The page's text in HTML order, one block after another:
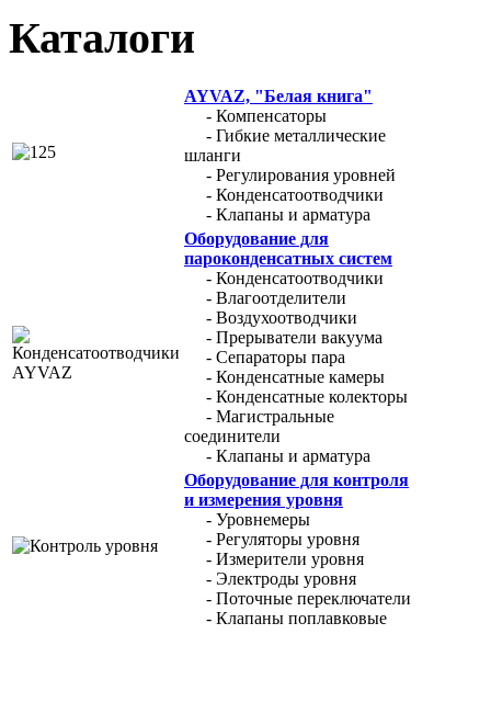
Каталоги
AYVAZ, "Белая книга"
- Компенсаторы
- Гибкие металлические
шланги
- Регулирования уровней
- Конденсатоотводчики
- Клапаны и арматура
Оборудование для
пароконденсатных систем
- Конденсатоотводчики
- Влагоотделители
- Воздухоотводчики
- Прерыватели вакуума
- Сепараторы пара
- Конденсатные камеры
- Конденсатные колекторы
- Магистральные
соединители
- Клапаны и арматура
Оборудование для контроля
и измерения уровня
- Уровнемеры
- Регуляторы уровня
- Измерители уровня
- Электроды уровня
- Поточные переключатели
- Клапаны поплавковые